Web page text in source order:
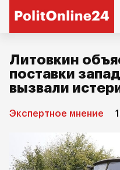
Литовкин
поставки
вызвали
Экспертное мнение